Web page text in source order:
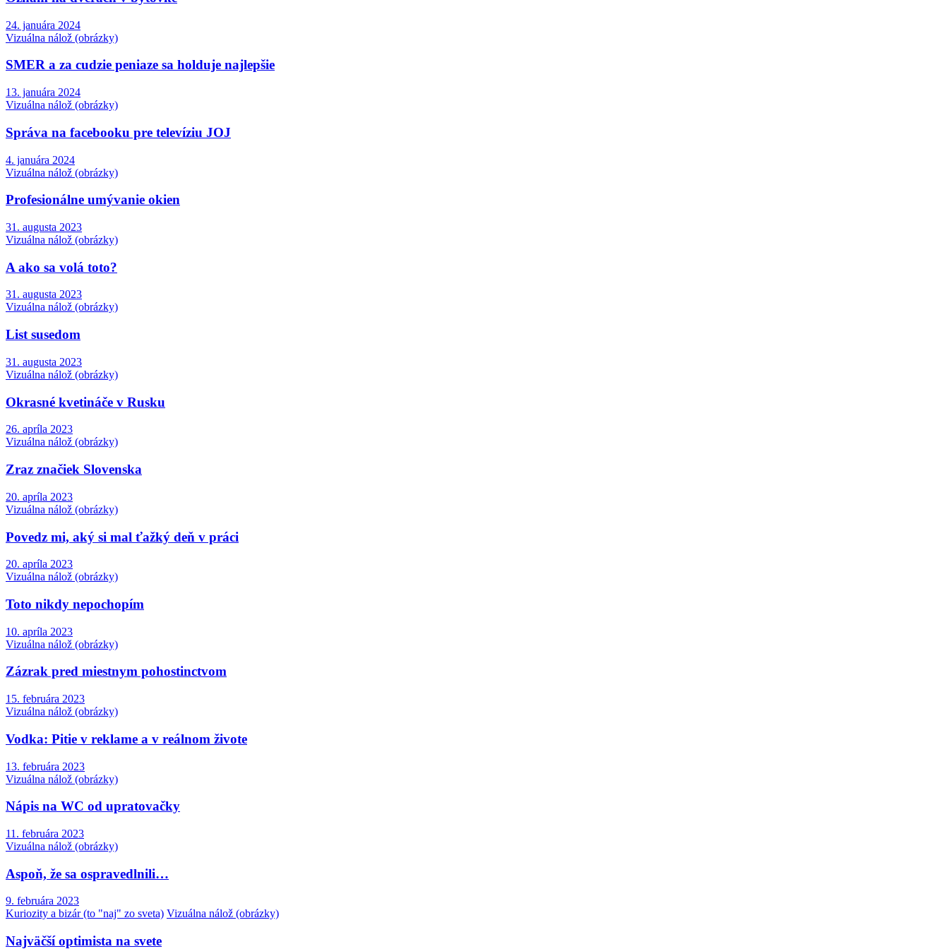
24. januára 2024
Vizuálna nálož (obrázky)
SMER a za cudzie peniaze sa holduje najlepšie
13. januára 2024
Vizuálna nálož (obrázky)
Správa na facebooku pre televíziu JOJ
4. januára 2024
Vizuálna nálož (obrázky)
Profesionálne umývanie okien
31. augusta 2023
Vizuálna nálož (obrázky)
A ako sa volá toto?
31. augusta 2023
Vizuálna nálož (obrázky)
List susedom
31. augusta 2023
Vizuálna nálož (obrázky)
Okrasné kvetináče v Rusku
26. apríla 2023
Vizuálna nálož (obrázky)
Zraz značiek Slovenska
20. apríla 2023
Vizuálna nálož (obrázky)
Povedz mi, aký si mal ťažký deň v práci
20. apríla 2023
Vizuálna nálož (obrázky)
Toto nikdy nepochopím
10. apríla 2023
Vizuálna nálož (obrázky)
Zázrak pred miestnym pohostinctvom
15. februára 2023
Vizuálna nálož (obrázky)
Vodka: Pitie v reklame a v reálnom živote
13. februára 2023
Vizuálna nálož (obrázky)
Nápis na WC od upratovačky
11. februára 2023
Vizuálna nálož (obrázky)
Aspoň, že sa ospravedlnili…
9. februára 2023
Kuriozity a bizár (to "naj" zo sveta) Vizuálna nálož (obrázky)
Najväčší optimista na svete